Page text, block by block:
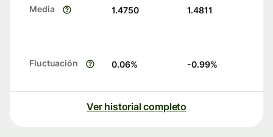
Media 1.4750 1.4811
Fluctuación 0.06% -0.99%
Ver historial completo